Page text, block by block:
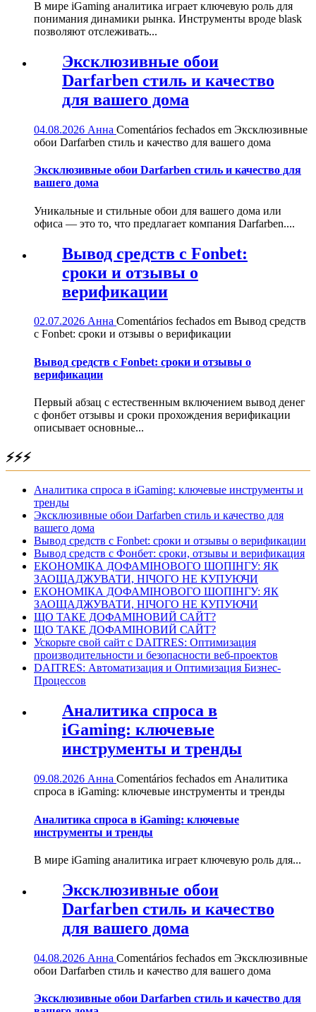
В мире iGaming аналитика играет ключевую роль для
понимания динамики рынка. Инструменты вроде blask
позволяют отслеживать...
Эксклюзивные обои
Darfarben стиль и качество
для вашего дома
04.08.2026 Анна Comentários fechados em Эксклюзивные
обои Darfarben стиль и качество для вашего дома
Эксклюзивные обои Darfarben стиль и качество для
вашего дома
Уникальные и стильные обои для вашего дома или
офиса — это то, что предлагает компания Darfarben....
Вывод средств с Fonbet:
сроки и отзывы о
верификации
02.07.2026 Анна Comentários fechados em Вывод средств
с Fonbet: сроки и отзывы о верификации
Вывод средств с Fonbet: сроки и отзывы о
верификации
Первый абзац с естественным включением вывод денег
с фонбет отзывы и сроки прохождения верификации
описывает основные...
⚡⚡⚡
Аналитика спроса в iGaming: ключевые инструменты и
тренды
Эксклюзивные обои Darfarben стиль и качество для
вашего дома
Вывод средств с Fonbet: сроки и отзывы о верификации
Вывод средств с Фонбет: сроки, отзывы и верификация
ЕКОНОМІКА ДОФАМІНОВОГО ШОПІНГУ: ЯК
ЗАОЩАДЖУВАТИ, НІЧОГО НЕ КУПУЮЧИ
ЕКОНОМІКА ДОФАМІНОВОГО ШОПІНГУ: ЯК
ЗАОЩАДЖУВАТИ, НІЧОГО НЕ КУПУЮЧИ
ЩО ТАКЕ ДОФАМІНОВИЙ САЙТ?
ЩО ТАКЕ ДОФАМІНОВИЙ САЙТ?
Ускорьте свой сайт с DAITRES: Оптимизация
производительности и безопасности веб-проектов
DAITRES: Автоматизация и Оптимизация Бизнес-
Процессов
Аналитика спроса в
iGaming: ключевые
инструменты и тренды
09.08.2026 Анна Comentários fechados em Аналитика
спроса в iGaming: ключевые инструменты и тренды
Аналитика спроса в iGaming: ключевые
инструменты и тренды
В мире iGaming аналитика играет ключевую роль для...
Эксклюзивные обои
Darfarben стиль и качество
для вашего дома
04.08.2026 Анна Comentários fechados em Эксклюзивные
обои Darfarben стиль и качество для вашего дома
Эксклюзивные обои Darfarben стиль и качество для